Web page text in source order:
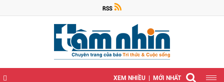
XEM NHIỀU MỚI NHẤT